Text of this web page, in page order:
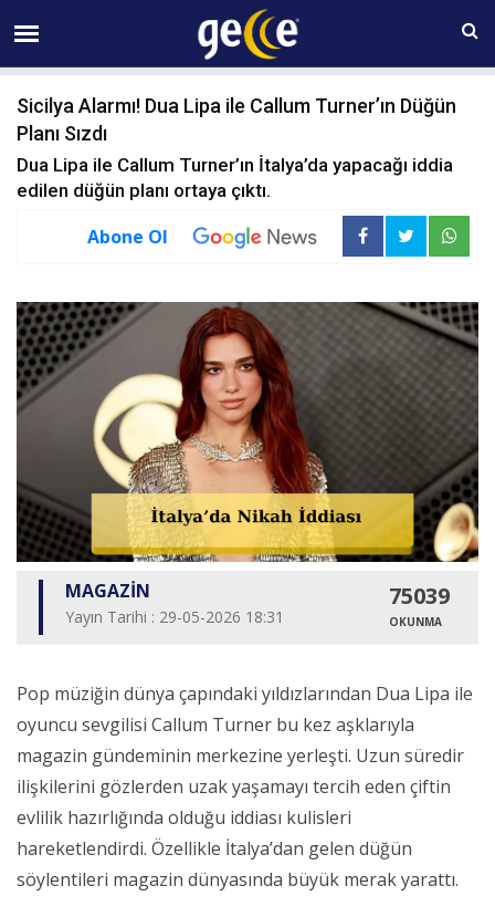
06 AĞUSTOS Perşembe 21:23
Sicilya Alarmı! Dua Lipa ile Callum Turner’ın Düğün
Planı Sızdı
Dua Lipa ile Callum Turner’ın İtalya’da yapacağı iddia
edilen düğün planı ortaya çıktı.
Abone Ol
MAGAZİN
Yayın Tarihi : 29-05-2026 18:31
75039
OKUNMA
Pop müziğin dünya çapındaki yıldızlarından Dua Lipa ile
oyuncu sevgilisi Callum Turner bu kez aşklarıyla
magazin gündeminin merkezine yerleşti. Uzun süredir
ilişkilerini gözlerden uzak yaşamayı tercih eden çiftin
evlilik hazırlığında olduğu iddiası kulisleri
hareketlendirdi. Özellikle İtalya’dan gelen düğün
söylentileri magazin dünyasında büyük merak yarattı.